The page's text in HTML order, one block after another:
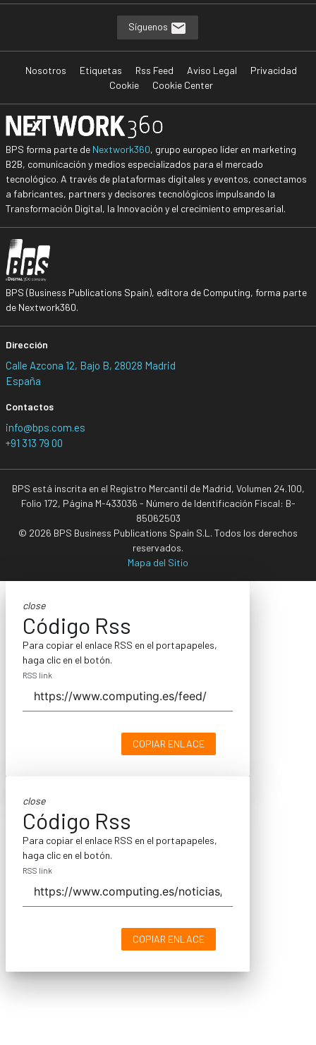
Síguenos
Nosotros Etiquetas Rss Feed Aviso Legal
Privacidad
Cookie
Cookie Center
BPS forma parte de Nextwork360, grupo europeo líder en marketing
B2B, comunicación y medios especializados para el mercado
tecnológico. A través de plataformas digitales y eventos, conectamos
a fabricantes, partners y decisores tecnológicos impulsando la
Transformación Digital, la Innovación y el crecimiento empresarial.
BPS (Business Publications Spain), editora de Computing, forma parte
de Nextwork360.
Dirección
Calle Azcona 12, Bajo B, 28028 Madrid
España
Contactos
info@bps.com.es
+91 313 79 00
BPS está inscrita en el Registro Mercantil de Madrid, Volumen 24.100,
Folio 172, Página M-433036 - Número de Identificación Fiscal: B-
85062503
© 2026 BPS Business Publications Spain S.L. Todos los derechos
reservados.
Mapa del Sitio
close
Código Rss
Para copiar el enlace RSS en el portapapeles,
haga clic en el botón.
RSS link
COPIAR ENLACE
close
Código Rss
Para copiar el enlace RSS en el portapapeles,
haga clic en el botón.
RSS link
COPIAR ENLACE